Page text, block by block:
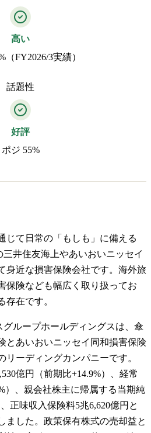
高い
（FY2026/3実績）
話題性
好評
ポジ 55%
じて日常の「もしも」に備える
井住友海上やあいおいニッセイ
身近な損害保険会社です。海外旅
保険なども幅広く取り扱ってお
存在です。
ループホールディングスは、傘
とあいおいニッセイ同和損害保険
リーディングカンパニーです。
億円（前期比+14.9%）、経常
）、親会社株主に帰属する当期純
正味収入保険料5兆6,620億円と
ました。政策保有株式の売却益と